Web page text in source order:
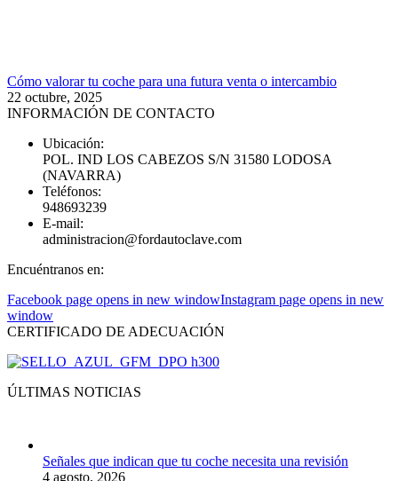
Cómo valorar tu coche para una futura venta o intercambio
22 octubre, 2025
INFORMACIÓN DE CONTACTO
Ubicación:
POL. IND LOS CABEZOS S/N 31580 LODOSA
(NAVARRA)
Teléfonos:
948693239
E-mail:
administracion@fordautoclave.com
Encuéntranos en:
Facebook page opens in new windowInstagram page opens in new
window
CERTIFICADO DE ADECUACIÓN
ÚLTIMAS NOTICIAS
Señales que indican que tu coche necesita una revisión
4 agosto, 2026